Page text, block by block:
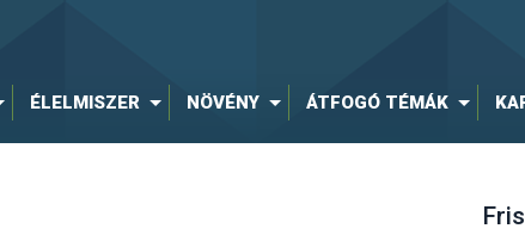
ÉLELMISZER NÖVÉNY ÁTFOGÓ TÉMÁK